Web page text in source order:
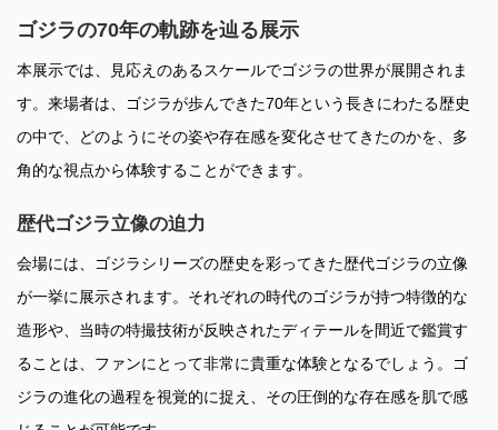
ゴジラの70年の軌跡を辿る展示
本展示では、見応えのあるスケールでゴジラの世界が展開されま
す。来場者は、ゴジラが歩んできた70年という長きにわたる歴史
の中で、どのようにその姿や存在感を変化させてきたのかを、多
角的な視点から体験することができます。
歴代ゴジラ立像の迫力
会場には、ゴジラシリーズの歴史を彩ってきた歴代ゴジラの立像
が一挙に展示されます。それぞれの時代のゴジラが持つ特徴的な
造形や、当時の特撮技術が反映されたディテールを間近で鑑賞す
ることは、ファンにとって非常に貴重な体験となるでしょう。ゴ
ジラの進化の過程を視覚的に捉え、その圧倒的な存在感を肌で感